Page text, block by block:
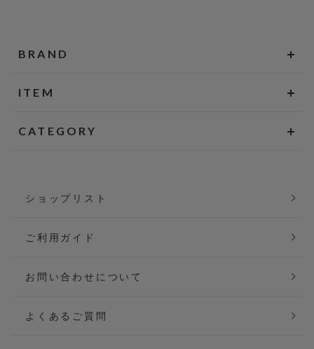
BRAND
ITEM
CATEGORY
ショップリスト
ご利用ガイド
お問い合わせについて
よくあるご質問